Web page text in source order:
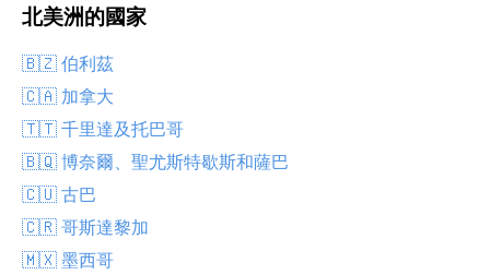
北美洲的國家
🇧🇿 伯利茲
🇨🇦 加拿大
🇹🇹 千里達及托巴哥
🇧🇶 博奈爾、聖尤斯特歇斯和薩巴
🇨🇺 古巴
🇨🇷 哥斯達黎加
🇲🇽 墨西哥